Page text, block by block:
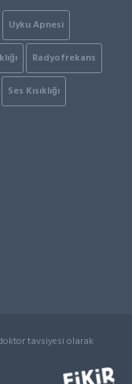
Uyku Apnesi
Radyofrekans
Ses Kısıklığı
tavsiyesi olarak